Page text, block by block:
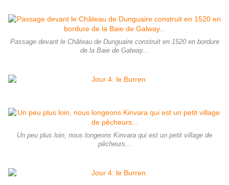
Passage devant le Château de Dunguaire construit en 1520 en bordure
de la Baie de Galway...
Un peu plus loin, nous longeons Kinvara qui est un petit village de
pêcheurs...